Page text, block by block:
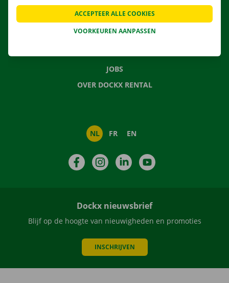
CONTACTEER ONS
VEELGESTELDE VRAGEN
JOBS
OVER DOCKX RENTAL
NL FR EN
FacebookInstagramLinkedIn
Dockx nieuwsbrief
Blijf op de hoogte van nieuwigheden en promoties
INSCHRIJVEN
VOORKEUREN AANPASSEN
ACCEPTEER ALLE COOKIES